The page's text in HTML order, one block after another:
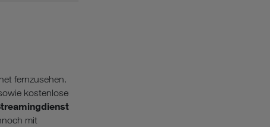
fernzusehen.
kostenlose
mit